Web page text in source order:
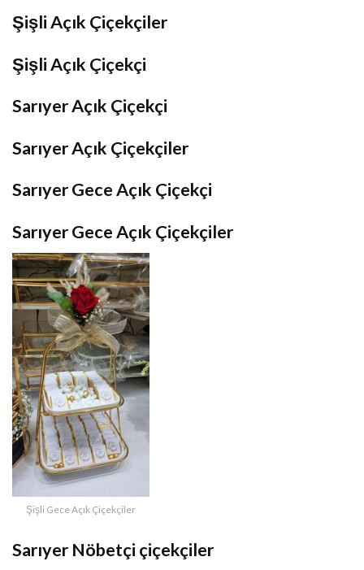
Şişli Açık Çiçekçiler
Şişli Açık Çiçekçi
Sarıyer Açık Çiçekçi
Sarıyer Açık Çiçekçiler
Sarıyer Gece Açık Çiçekçi
Sarıyer Gece Açık Çiçekçiler
Şişli Gece Açık Çiçekçiler
Sarıyer Nöbetçi çiçekçiler